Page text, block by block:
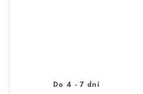
Do 4 - 7 dní